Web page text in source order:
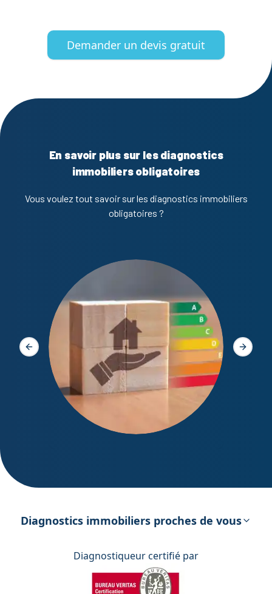
Demander un devis gratuit
En savoir plus sur les diagnostics
immobiliers obligatoires
Vous voulez tout savoir sur les diagnostics immobiliers
obligatoires ?
énergétique
Slide précédente Slide
Diagnostics immobiliers proches de vous
Diagnostiqueur certifié par